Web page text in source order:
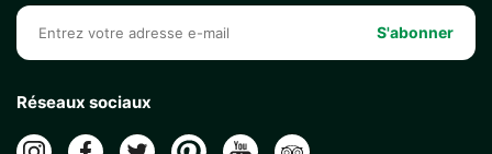
S'abonner
Réseaux sociaux